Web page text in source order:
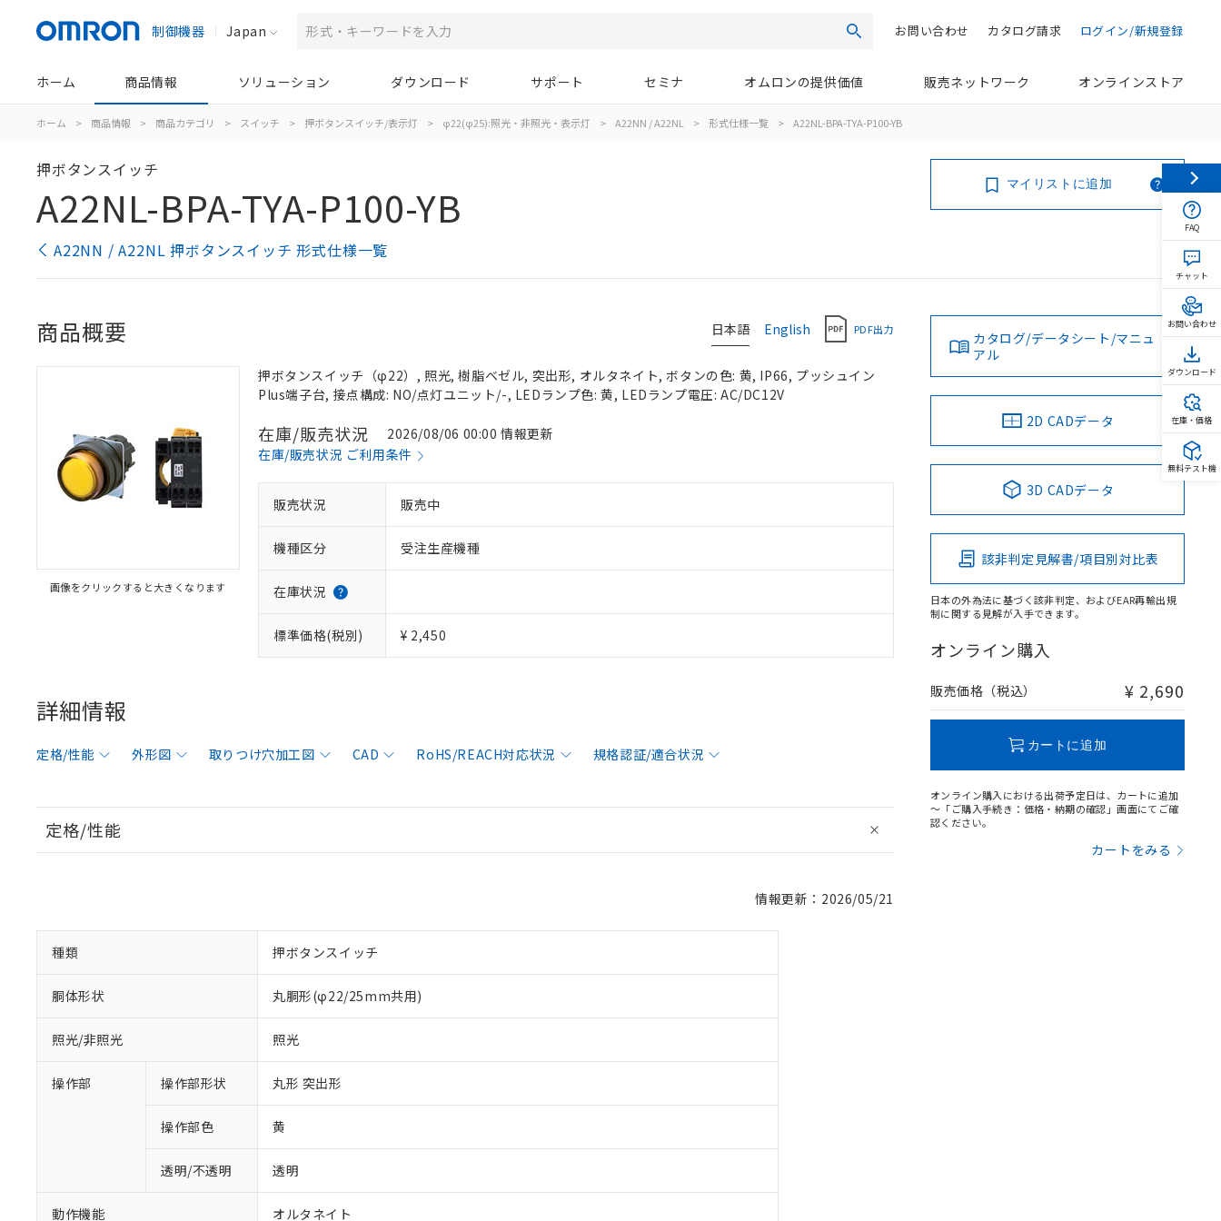
制御機器 Japan 検索 ログイン/新規登録
カタログ請求
お問い合わせ
ホーム 商品情報 ソリューション ダウンロード サポート セミナ オムロンの提供価値 販売ネットワーク オンラインストア
ホーム > 商品情報 > 商品カテゴリ > スイッチ > 押ボタンスイッチ/表示灯 > φ22(φ25):照光・非照光・表示灯 > A22NN / A22NL > 形式仕様一覧 > A22NL-BPA-TYA-P100-YB
押ボタンスイッチ
A22NL-BPA-TYA-P100-YB
A22NN / A22NL 押ボタンスイッチ 形式仕様一覧
マイリストに追加
日本語 English PDF出力
商品概要
画像をクリックすると大きくなります
押ボタンスイッチ（φ22）, 照光, 樹脂ベゼル, 突出形, オルタネイト, ボタンの色: 黄, IP66, プッシュイン
Plus端子台, 接点構成: NO/点灯ユニット/-, LEDランプ色: 黄, LEDランプ電圧: AC/DC12V
在庫/販売状況
2026/08/06 00:00 情報更新
在庫/販売状況 ご利用条件
販売状況 販売中
機種区分 受注生産機種
在庫状況
標準価格(税別) ¥ 2,450
詳細情報
定格/性能 外形図 取りつけ穴加工図 CAD RoHS/REACH対応状況 規格認証/適合状況
定格/性能
情報更新：2026/05/21
種類 押ボタンスイッチ
胴体形状 丸胴形(φ22/25mm共用)
照光/非照光 照光
操作部 操作部形状 丸形 突出形
操作部色 黄
透明/不透明 透明
動作機能 オルタネイト
カタログ/データシート/マニュ
アル
2D CADデータ
3D CADデータ
該非判定見解書/項目別対比表
日本の外為法に基づく該非判定、およびEAR再輸出規
制に関する見解が入手できます。
オンライン購入
販売価格（税込） ¥ 2,690
カートに追加
オンライン購入における出荷予定日は、カートに追加
～「ご購入手続き：価格・納期の確認」画面にてご確
認ください。
カートをみる
FAQ
チャット
お問い合わせ
ダウンロード
在庫・価格
無料テスト機